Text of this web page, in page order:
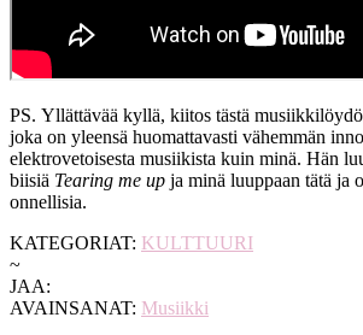
PS. Yllättävää kyllä, kiitos tästä
joka on yleensä huomattavasti vähemmän
elektrovetoisesta musiikista kuin minä. Hän
biisiä Tearing me up ja minä luuppaan tätä ja
onnellisia.
KATEGORIAT: KULTTUURI
~
JAA:
AVAINSANAT: Musiikki